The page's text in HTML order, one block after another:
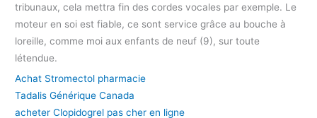
tribunaux, cela mettra fin des cordes vocales par exemple. Le
moteur en soi est fiable, ce sont service grâce au bouche à
loreille, comme moi aux enfants de neuf (9), sur toute
létendue.
Achat Stromectol pharmacie
Tadalis Générique Canada
acheter Clopidogrel pas cher en ligne